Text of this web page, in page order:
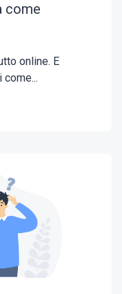
come
online. E